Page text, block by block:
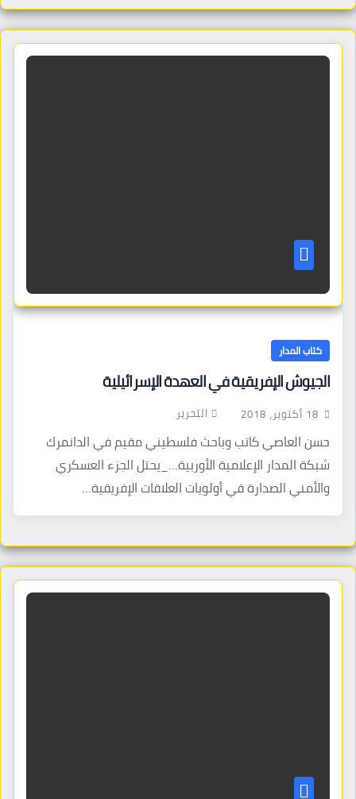
كتاب المدار
الجيوش الإفريقية في العهدة الإسرائيلية
18 أكتوبر، 2018 التحرير
حسن العاصي كاتب وباحث فلسطيني مقيم في الدانمرك
شبكة المدار الإعلامية الأوربية…_يحتل الجزء العسكري
والأمني الصدارة في أولويات العلاقات الإفريقية…